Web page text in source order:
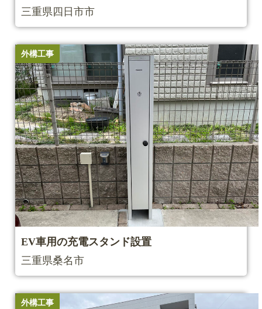
三重県四日市市
外構工事
EV車用の充電スタンド設置
三重県桑名市
外構工事